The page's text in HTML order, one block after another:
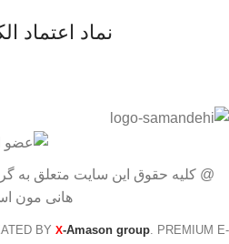
نماد اعتماد
@ کلیه حقوق این سایت متعلق به
هانی مون
BY X-Amason group . PREMIUM E-